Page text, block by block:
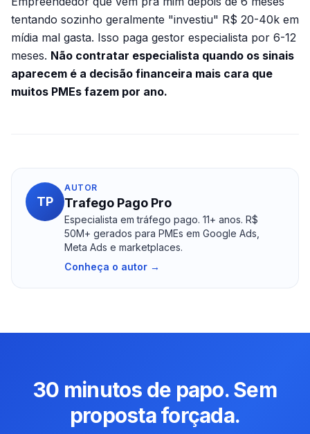
tentando sozinho geralmente "investiu" R$ 20-40k em
mídia mal gasta. Isso paga gestor especialista por 6-12
meses. Não contratar especialista quando os sinais
aparecem é a decisão financeira mais cara que
muitos PMEs fazem por ano.
TP
AUTOR
Trafego Pago Pro
Especialista em tráfego pago. 11+ anos. R$
50M+ gerados para PMEs em Google Ads,
Meta Ads e marketplaces.
Conheça o autor →
30 minutos de papo. Sem
proposta forçada.